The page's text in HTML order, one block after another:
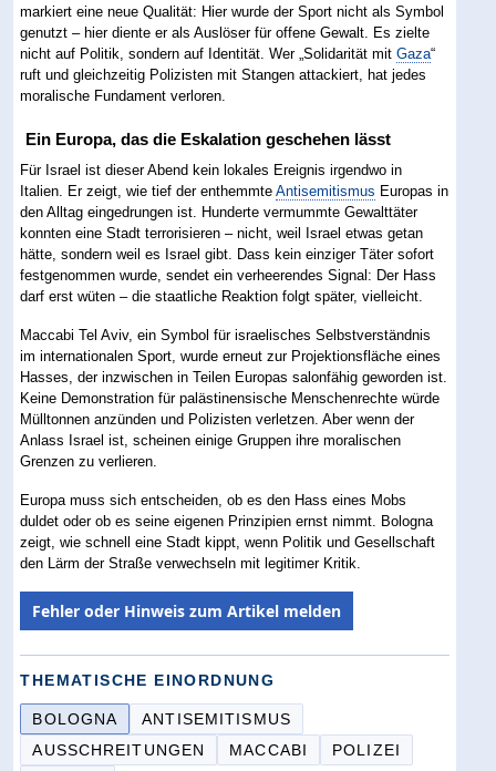
markiert eine neue Qualität: Hier wurde der Sport nicht als Symbol
genutzt – hier diente er als Auslöser für offene Gewalt. Es zielte
nicht auf Politik, sondern auf Identität. Wer „Solidarität mitGaza“
ruft und gleichzeitig Polizisten mit Stangen attackiert, hat jedes
moralische Fundament verloren.
Ein Europa, das die Eskalation geschehen lässt
Für Israel ist dieser Abend kein lokales Ereignis irgendwo in
Italien. Er zeigt, wie tief der enthemmteAntisemitismus Europas in
den Alltag eingedrungen ist. Hunderte vermummte Gewalttäter
konnten eine Stadt terrorisieren – nicht, weil Israel etwas getan
hätte, sondern weil es Israel gibt. Dass kein einziger Täter sofort
festgenommen wurde, sendet ein verheerendes Signal: Der Hass
darf erst wüten – die staatliche Reaktion folgt später, vielleicht.
Maccabi Tel Aviv, ein Symbol für israelisches Selbstverständnis
im internationalen Sport, wurde erneut zur Projektionsfläche eines
Hasses, der inzwischen in Teilen Europas salonfähig geworden ist.
Keine Demonstration für palästinensische Menschenrechte würde
Mülltonnen anzünden und Polizisten verletzen. Aber wenn der
Anlass Israel ist, scheinen einige Gruppen ihre moralischen
Grenzen zu verlieren.
Europa muss sich entscheiden, ob es den Hass eines Mobs
duldet oder ob es seine eigenen Prinzipien ernst nimmt. Bologna
zeigt, wie schnell eine Stadt kippt, wenn Politik und Gesellschaft
den Lärm der Straße verwechseln mit legitimer Kritik.
Fehler oder Hinweis zum Artikel melden
THEMATISCHE EINORDNUNG
BOLOGNA
ANTISEMITISMUS
AUSSCHREITUNGEN
MACCABI
POLIZEI